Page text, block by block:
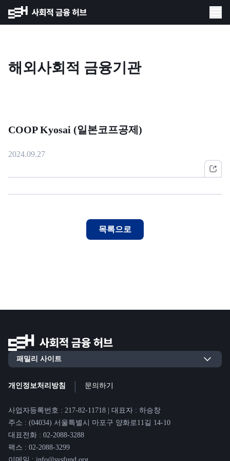
해외사회적 금융기관
COOP Kyosai (일본코프공제)
2024.09.27
목록으로
개인정보처리방침 | 문의하기
사업자등록번호 : 217-82-11718 | 대표자 : 하승창
주소 : (04034) 서울특별시 마포구 양화로11길 14-10
대표전화 : 02-2088-3288
팩스 : 02-2088-3299